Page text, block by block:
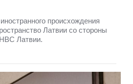
происхождения
Латвии со стороны
Латвии.